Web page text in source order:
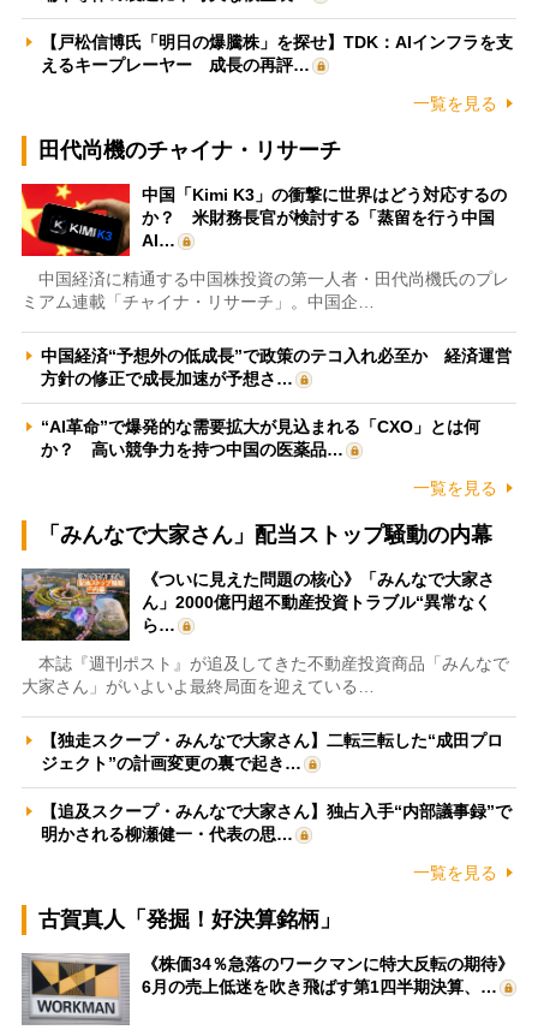
【戸松信博氏「明日の爆騰株」を探せ】TDK：AIインフラを支
えるキープレーヤー 成長の再評…
一覧を見る
田代尚機のチャイナ・リサーチ
中国「Kimi K3」の衝撃に世界はどう対応するの
か？ 米財務長官が検討する「蒸留を行う中国
AI…
中国経済に精通する中国株投資の第一人者・田代尚機氏のプレ
ミアム連載「チャイナ・リサーチ」。中国企…
中国経済“予想外の低成長”で政策のテコ入れ必至か 経済運営
方針の修正で成長加速が予想さ…
“AI革命”で爆発的な需要拡大が見込まれる「CXO」とは何
か？ 高い競争力を持つ中国の医薬品…
一覧を見る
「みんなで大家さん」配当ストップ騒動の内幕
《ついに見えた問題の核心》「みんなで大家さ
ん」2000億円超不動産投資トラブル“異常なく
ら…
本誌『週刊ポスト』が追及してきた不動産投資商品「みんなで
大家さん」がいよいよ最終局面を迎えている…
【独走スクープ・みんなで大家さん】二転三転した“成田プロ
ジェクト”の計画変更の裏で起き…
【追及スクープ・みんなで大家さん】独占入手“内部議事録”で
明かされる柳瀬健一・代表の思…
一覧を見る
古賀真人「発掘！好決算銘柄」
《株価34％急落のワークマンに特大反転の期待》
6月の売上低迷を吹き飛ばす第1四半期決算、…